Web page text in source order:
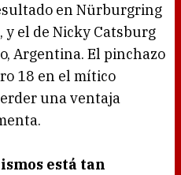
en Nürburgring
el de Nicky Catsburg
Argentina. El pinchazo
18 en el mítico
una ventaja
está tan